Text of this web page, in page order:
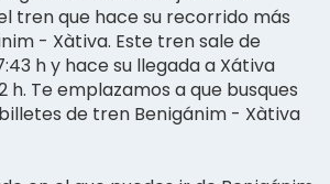
tren que hace su recorrido más
- Xàtiva. Este tren sale de
h y hace su llegada a Xátiva
h. Te emplazamos a que busques
de tren Benigánim - Xàtiva